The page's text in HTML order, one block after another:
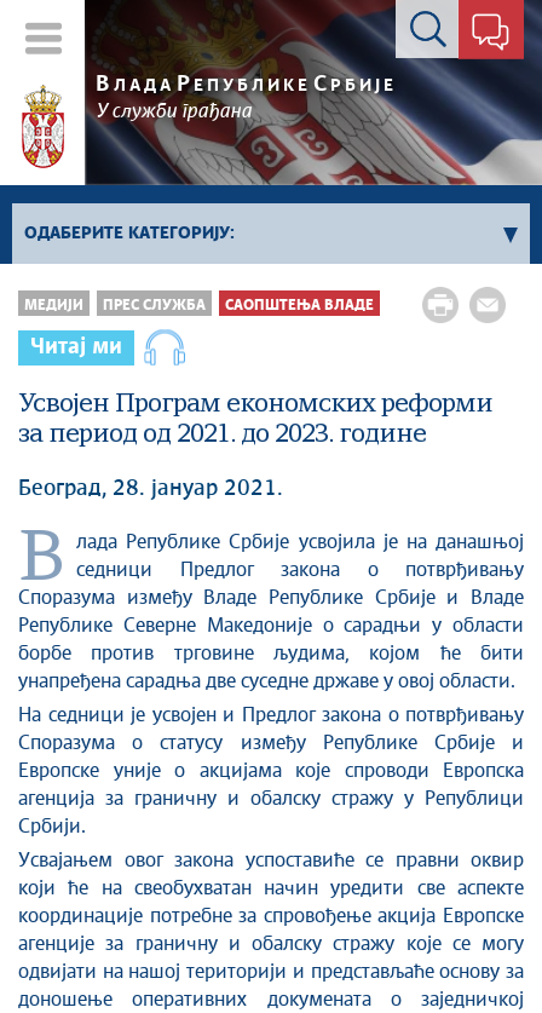
Контакт форма
В ЛАДА РЕПУБЛИКЕ СРБИЈЕ
У служби грађана
ОДАБЕРИТЕ КАТЕГОРИЈУ:
Kонференцијe за новинаре
Најавe и обавештења
Саопштења Владе
Саопштења министарстава
Аудио прес
МЕДИЈИ ПРЕС СЛУЖБА САОПШТЕЊА ВЛАДЕ
Читај ми
Усвојен Програм економских реформи
за период од 2021. до 2023. године
Београд, 28. јануар 2021.
В
лада Републике Србије усвојила је на данашњој
седници Предлог закона о потврђивању
Споразума између Владе Републике Србије и Владе
Републике Северне Македоније о сарадњи у области
борбе против трговине људима, којом ће бити
унапређена сарадња две суседне државе у овој области.
На седници је усвојен и Предлог закона о потврђивању
Споразума о статусу између Републике Србије и
Европске уније о акцијама које спроводи Европска
агенција за граничну и обалску стражу у Републици
Србији.
Усвајањем овог закона успоставиће се правни оквир
који ће на свеобухватан начин уредити све аспекте
координације потребне за спровођење акција Европске
агенције за граничну и обалску стражу које се могу
одвијати на нашој територији и представљаће основу за
доношење оперативних докумената о заједничкој